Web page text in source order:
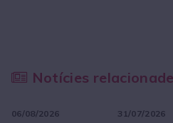
Notícies
06/08/2026 31/07/2026